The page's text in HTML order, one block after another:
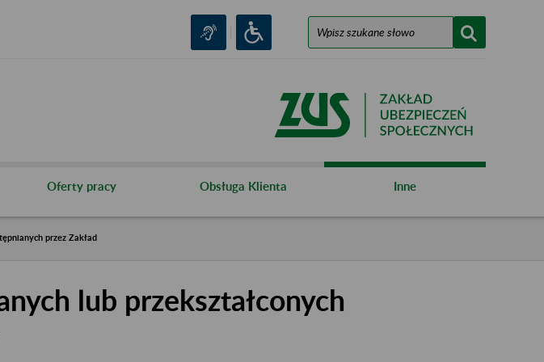
Oferty pracy Obsługa Klienta Inne
przez Zakład
lub przekształconych